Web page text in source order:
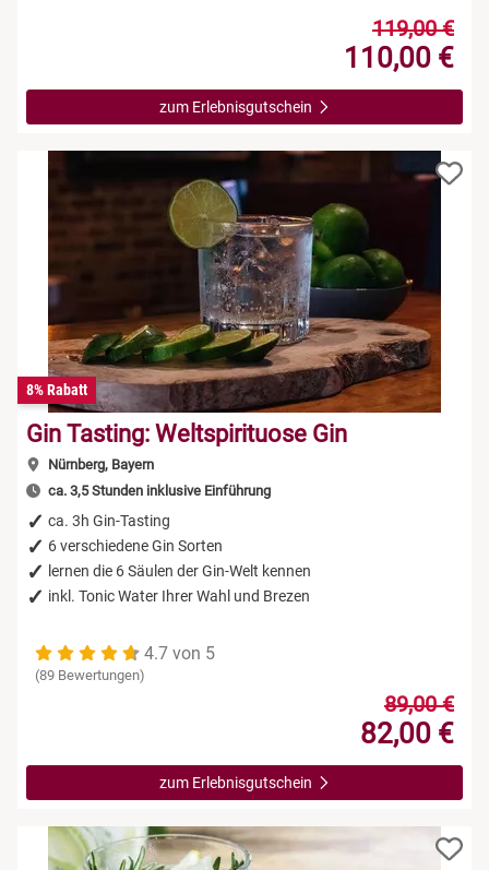
119,00 €
110,00 €
zum Erlebnisgutschein
8% Rabatt
Gin Tasting: Weltspirituose Gin
Nürnberg, Bayern
ca. 3,5 Stunden inklusive Einführung
ca. 3h Gin-Tasting
6 verschiedene Gin Sorten
lernen die 6 Säulen der Gin-Welt kennen
inkl. Tonic Water Ihrer Wahl und Brezen
4.7 von 5
(89 Bewertungen)
89,00 €
82,00 €
zum Erlebnisgutschein